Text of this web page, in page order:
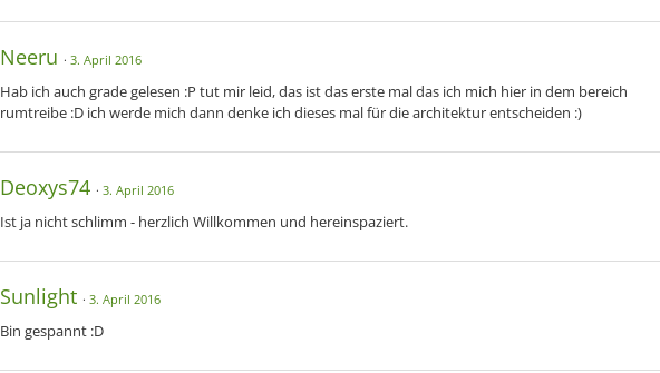
Neeru 3. April 2016
Hab ich auch grade gelesen :P tut mir leid, das ist das erste mal das ich mich hier in dem bereich
rumtreibe :D ich werde mich dann denke ich dieses mal für die architektur entscheiden :)
Deoxys74 3. April 2016
Ist ja nicht schlimm - herzlich Willkommen und hereinspaziert.
Sunlight 3. April 2016
Bin gespannt :D